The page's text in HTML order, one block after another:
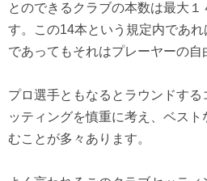
とのできるクラブの本数は最大
す。この14本という規定内であ
であってもそれはプレーヤーの自
プロ選手ともなるとラウンドす
ッティングを慎重に考え、 ベスト
むことが多々あります。